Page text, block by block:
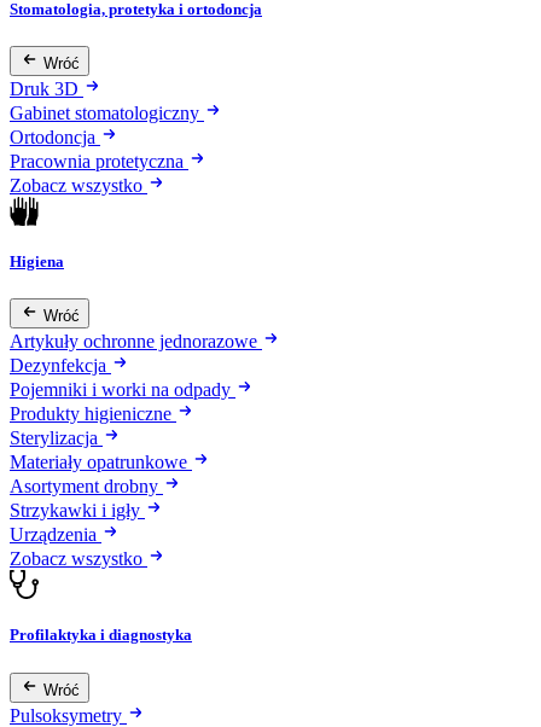
Stomatologia, protetyka i ortodoncja
Wróć
Druk 3D
Gabinet stomatologiczny
Ortodoncja
Pracownia protetyczna
Zobacz wszystko
Higiena
Wróć
Artykuły ochronne jednorazowe
Dezynfekcja
Pojemniki i worki na odpady
Produkty higieniczne
Sterylizacja
Materiały opatrunkowe
Asortyment drobny
Strzykawki i igły
Urządzenia
Zobacz wszystko
Profilaktyka i diagnostyka
Wróć
Pulsoksymetry